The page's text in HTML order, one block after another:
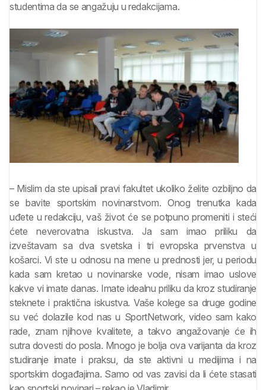
studentima da se angažuju u redakcijama.
– Mislim da ste upisali pravi fakultet ukoliko želite ozbiljno da
se bavite sportskim novinarstvom. Onog trenutka kada
uđete u redakciju, vaš život će se potpuno promeniti i steći
ćete neverovatna iskustva. Ja sam imao priliku da
izveštavam sa dva svetska i tri evropska prvenstva u
košarci. Vi ste u odnosu na mene u prednosti jer, u periodu
kada sam kretao u novinarske vode, nisam imao uslove
kakve vi imate danas. Imate idealnu priliku da kroz studiranje
steknete i praktična iskustva. Vaše kolege sa druge godine
su već dolazile kod nas u SportNetwork, video sam kako
rade, znam njihove kvalitete, a takvo angažovanje će ih
sutra dovesti do posla. Mnogo je bolja ova varijanta da kroz
studiranje imate i praksu, da ste aktivni u medijima i na
sportskim događajima. Samo od vas zavisi da li ćete stasati